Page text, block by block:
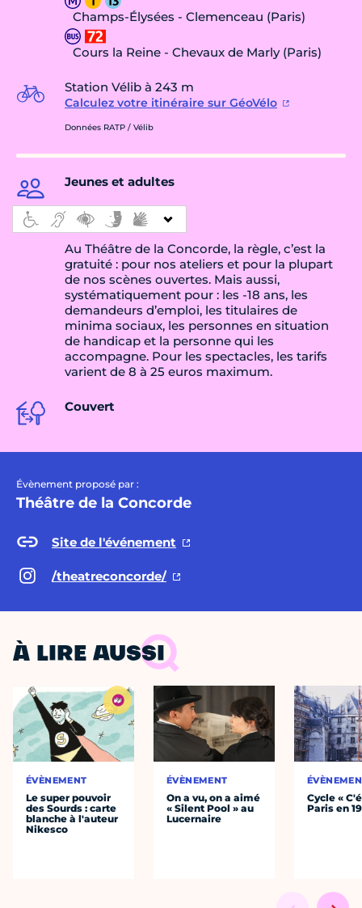
Champs-Élysées - Clemenceau (Paris)
Cours la Reine - Chevaux de Marly (Paris)
Station Vélib à 243 m
Calculez votre itinéraire sur GéoVélo
Données RATP / Vélib
Jeunes et adultes
Au Théâtre de la Concorde, la règle, c’est la
gratuité : pour nos ateliers et pour la plupart
de nos scènes ouvertes. Mais aussi,
systématiquement pour : les -18 ans, les
demandeurs d’emploi, les titulaires de
minima sociaux, les personnes en situation
de handicap et la personne qui les
accompagne. Pour les spectacles, les tarifs
varient de 8 à 25 euros maximum.
Couvert
Évènement proposé par :
Théâtre de la Concorde
Site de l'événement
/theatreconcorde/
À LIRE AUSSI
ÉVÈNEMENT
Le super pouvoir
des Sourds : carte
blanche à l'auteur
Nikesco
ÉVÈNEMENT
On a vu, on a aimé
« Silent Pool » au
Lucernaire
Cycle «
Paris en